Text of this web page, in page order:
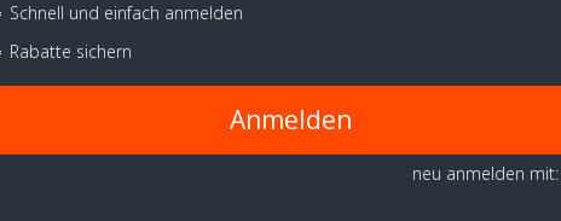
Schnell und einfach anmelden
Rabatte sichern
Anmelden
neu anmelden mit: